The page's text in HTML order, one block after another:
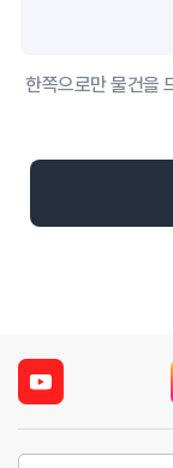
한쪽으로만 물건을